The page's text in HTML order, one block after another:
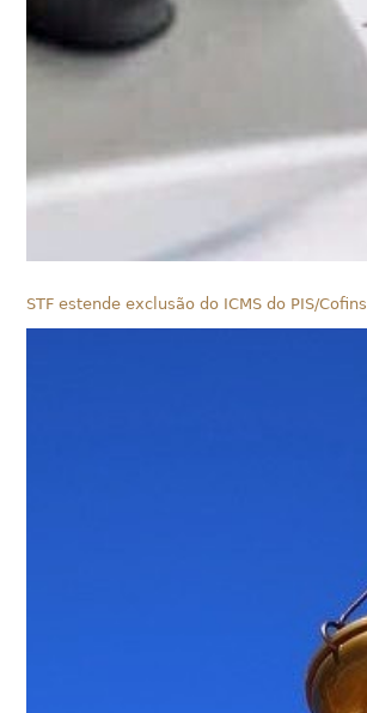
STF estende exclusão do ICMS do PIS/Cofins